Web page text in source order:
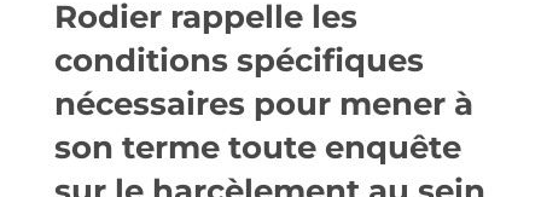
Rodier rappelle les
conditions spécifiques
nécessaires pour mener à
son terme toute enquête